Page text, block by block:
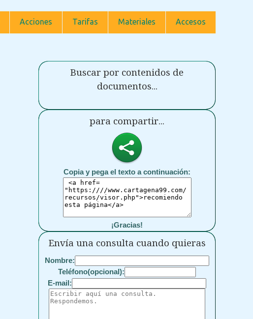
Acciones Tarifas Materiales Accesos
Buscar por contenidos de
documentos...
para compartir...
Copia y pega el texto a continuación:
¡Gracias!
Envía una consulta cuando quieras
Nombre:
Teléfono(opcional):
E-mail: